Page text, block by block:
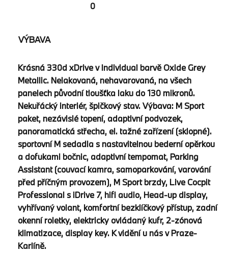
0
VÝBAVA
Krásná 330d xDrive v Individual barvě Oxide Grey
Metallic. Nelakovaná, nehavarovaná, na všech
panelech původní tloušťka laku do 130 mikronů.
Nekuřácký interiér, špičkový stav. Výbava: M Sport
paket, nezávislé topení, adaptivní podvozek,
panoramatická střecha, el. tažné zařízení (sklopné).
sportovní M sedadla s nastavitelnou bederní opěrkou
a dofukami bočnic, adaptivní tempomat, Parking
Assistant (couvací kamra, samoparkování, varování
před příčným provozem), M Sport brzdy, Live Cocpit
Professional s iDrive 7, hifi audio, Head-up display,
vyhřívaný volant, komfortní bezklíčkový přístup, zadní
okenní roletky, elektricky ovládaný kufr, 2-zónová
klimatizace, display key. K vidění u nás v Praze-
Karlíně.